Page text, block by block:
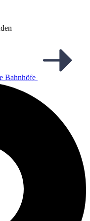
Bahnhöfe